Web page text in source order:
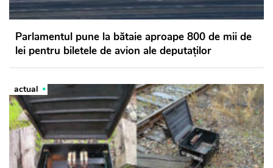
Parlamentul pune la bătaie aproape 800 de mii de
lei pentru biletele de avion ale deputaților
actual